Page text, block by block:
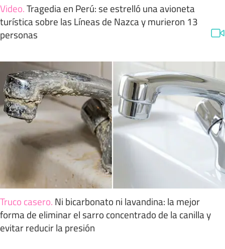
Video.Tragedia en Perú: se estrelló una avioneta
turística sobre las Líneas de Nazca y murieron 13
personas
Truco casero. Ni bicarbonato ni lavandina: la mejor
forma de eliminar el sarro concentrado de la canilla y
evitar reducir la presión